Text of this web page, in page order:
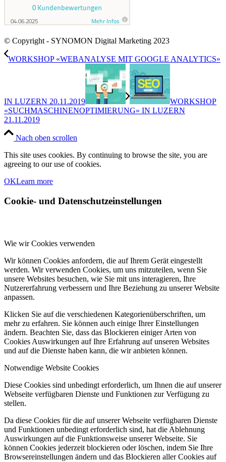
© Copyright - SYNOMON Digital Marketing 2023
WORKSHOP «WEBANALYSE MIT GOOGLE ANALYTICS»
IN LUZERN 20.11.2019
WORKSHOP
«SUCHMASCHINENOPTIMIERUNG» IN LUZERN
21.11.2019
Nach oben scrollen
This site uses cookies. By continuing to browse the site, you are
agreeing to our use of cookies.
OKLearn more
Cookie- und Datenschutzeinstellungen
Wie wir Cookies verwenden
Wir können Cookies anfordern, die auf Ihrem Gerät eingestellt
werden. Wir verwenden Cookies, um uns mitzuteilen, wenn Sie
unsere Websites besuchen, wie Sie mit uns interagieren, Ihre
Nutzererfahrung verbessern und Ihre Beziehung zu unserer Website
anpassen.
Klicken Sie auf die verschiedenen Kategorienüberschriften, um
mehr zu erfahren. Sie können auch einige Ihrer Einstellungen
ändern. Beachten Sie, dass das Blockieren einiger Arten von
Cookies Auswirkungen auf Ihre Erfahrung auf unseren Websites
und auf die Dienste haben kann, die wir anbieten können.
Notwendige Website Cookies
Diese Cookies sind unbedingt erforderlich, um Ihnen die auf unserer
Webseite verfügbaren Dienste und Funktionen zur Verfügung zu
stellen.
Da diese Cookies für die auf unserer Webseite verfügbaren Dienste
und Funktionen unbedingt erforderlich sind, hat die Ablehnung
Auswirkungen auf die Funktionsweise unserer Webseite. Sie
können Cookies jederzeit blockieren oder löschen, indem Sie Ihre
Browsereinstellungen ändern und das Blockieren aller Cookies auf